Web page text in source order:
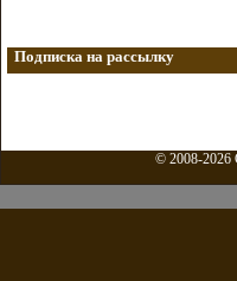
Подписка на рассылку
© 2008-2026